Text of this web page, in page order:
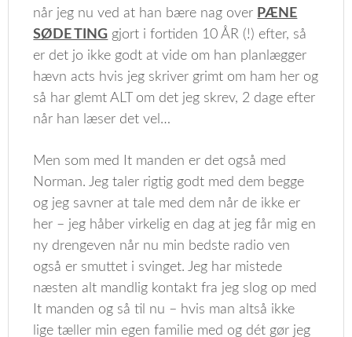
når jeg nu ved at han bære nag over PÆNE
SØDE TING gjort i fortiden 10 ÅR (!) efter, så
er det jo ikke godt at vide om han planlægger
hævn acts hvis jeg skriver grimt om ham her og
så har glemt ALT om det jeg skrev, 2 dage efter
når han læser det vel…
Men som med It manden er det også med
Norman. Jeg taler rigtig godt med dem begge
og jeg savner at tale med dem når de ikke er
her – jeg håber virkelig en dag at jeg får mig en
ny drengeven når nu min bedste radio ven
også er smuttet i svinget. Jeg har mistede
næsten alt mandlig kontakt fra jeg slog op med
It manden og så til nu – hvis man altså ikke
lige tæller min egen familie med og dét gør jeg